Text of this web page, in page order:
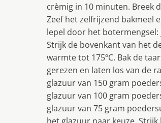
crèmig in 10 minuten. Breek
Zeef het zelfrijzend bakmeel
lepel door het botermengsel:
Strijk de bovenkant van het
warmte tot 175ºC. Bak de
gerezen en laten los van de
glazuur van 150 gram
glazuur van 100 gram
glazuur van 75 gram
het glazuur naar keuze.